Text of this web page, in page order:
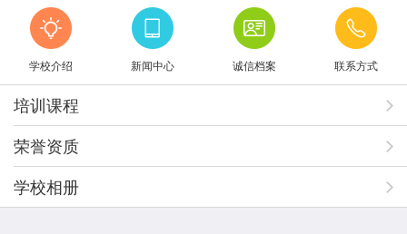
学校介绍 新闻中心 诚信档案 联系方式
培训课程
荣誉资质
学校相册